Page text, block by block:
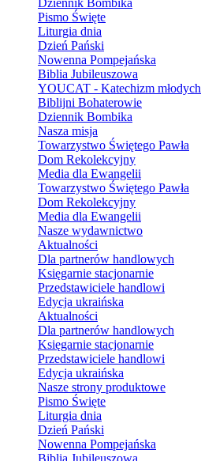
Dziennik Bombika
Pismo Święte
Liturgia dnia
Dzień Pański
Nowenna Pompejańska
Biblia Jubileuszowa
YOUCAT - Katechizm młodych
Biblijni Bohaterowie
Dziennik Bombika
Nasza misja
Towarzystwo Świętego Pawła
Dom Rekolekcyjny
Media dla Ewangelii
Towarzystwo Świętego Pawła
Dom Rekolekcyjny
Media dla Ewangelii
Nasze wydawnictwo
Aktualności
Dla partnerów handlowych
Księgarnie stacjonarnie
Przedstawiciele handlowi
Edycja ukraińska
Aktualności
Dla partnerów handlowych
Księgarnie stacjonarnie
Przedstawiciele handlowi
Edycja ukraińska
Nasze strony produktowe
Pismo Święte
Liturgia dnia
Dzień Pański
Nowenna Pompejańska
Biblia Jubileuszowa